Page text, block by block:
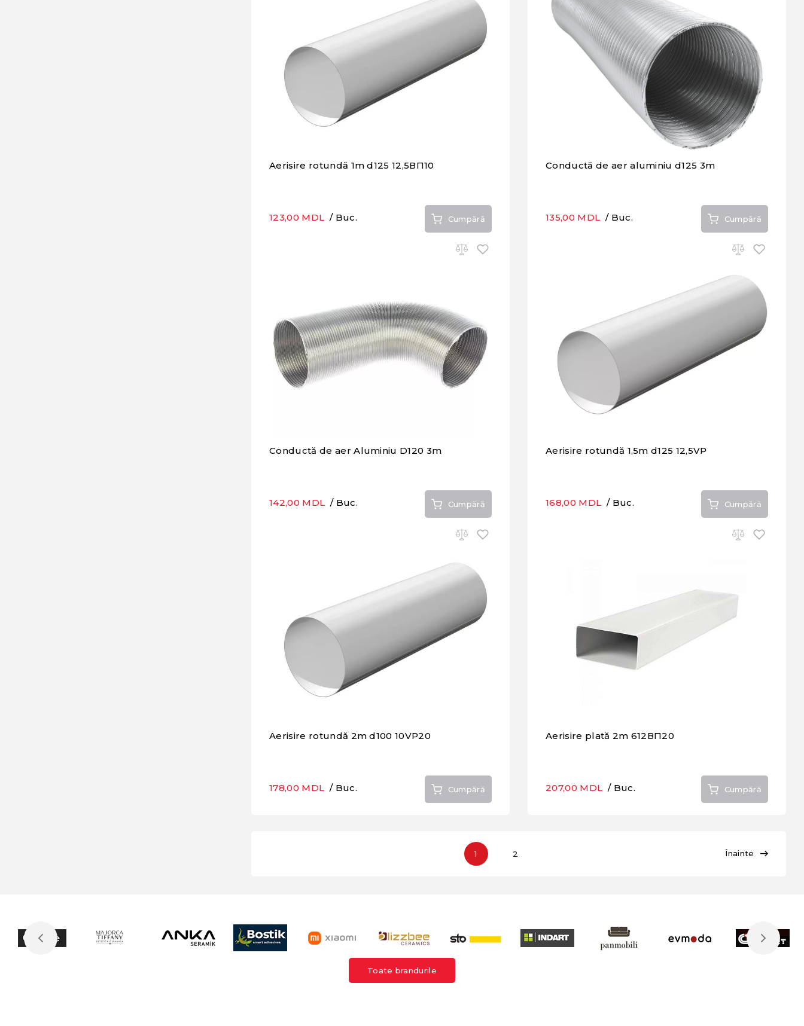
Aerisire rotundă 1m d125 12,5ВП10
123,00 MDL / Buc. Cumpără
Conductă de aer aluminiu d125 3m
135,00 MDL / Buc. Cumpără
Conductă de aer Aluminiu D120 3m
142,00 MDL / Buc. Cumpără
Aerisire rotundă 1,5m d125 12,5VP
168,00 MDL / Buc. Cumpără
Aerisire rotundă 2m d100 10VP20
178,00 MDL / Buc. Cumpără
Aerisire plată 2m 612ВП20
207,00 MDL / Buc. Cumpără
Înainte
1 2
Toate brandurile